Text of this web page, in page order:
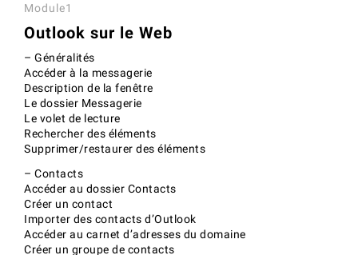
Module1
Outlook sur le Web
– Généralités
Accéder à la messagerie
Description de la fenêtre
Le dossier Messagerie
Le volet de lecture
Rechercher des éléments
Supprimer/restaurer des éléments
– Contacts
Accéder au dossier Contacts
Créer un contact
Importer des contacts d’Outlook
Accéder au carnet d’adresses du domaine
Créer un groupe de contacts